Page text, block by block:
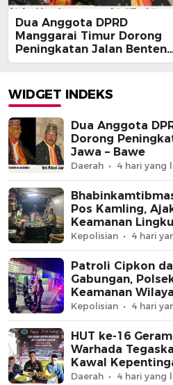
Dua Anggota DPRD
Manggarai Timur Dorong
Peningkatan Jalan
Jawa – Bawe
WIDGET INDEKS
Dua Anggota
Dorong
Jawa – Bawe
Daerah 4 hari yang
Pos Kamling,
Keamanan
Jaga Jakarta+
Kepolisian 4 hari
Patroli Cipkon
Gabungan,
Keamanan
Kepolisian 4 hari
HUT ke-16
Warhada
Kawal
Daerah 4 hari yang